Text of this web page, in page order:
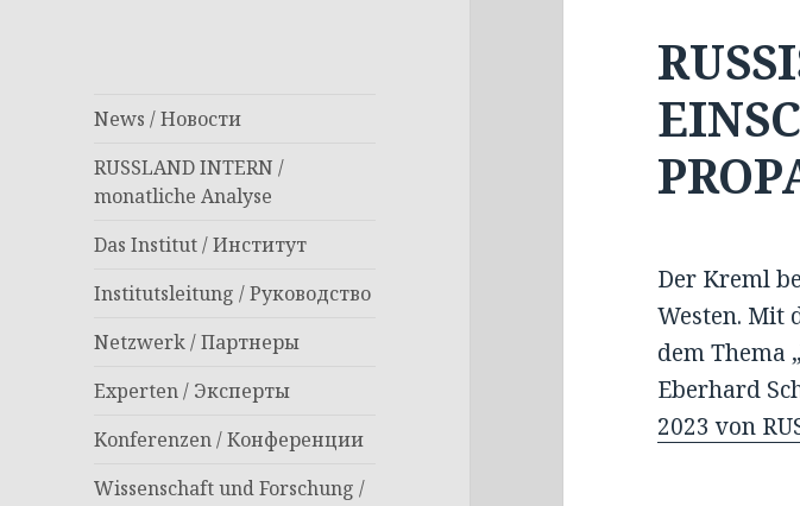
News / Новости
RUSSLAND INTERN /
monatliche Analyse
Das Institut / Институт
Institutsleitung / Руководство
Netzwerk / Партнеры
Experten / Эксперты
Konferenzen / Конференции
Wissenschaft und Forschung /
Der Kreml
Westen. Mit
dem Thema
Eberhard
2023 von